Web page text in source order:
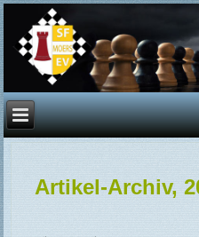
Artikel-Archiv,